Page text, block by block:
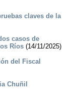
claves de la
casos de
Ríos (14/11/2025)
del Fiscal
Chuñil